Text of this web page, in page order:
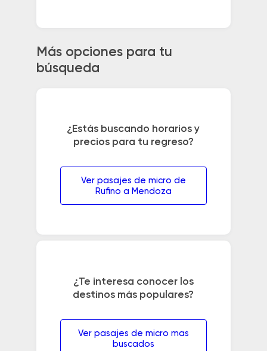
Más opciones para tu
búsqueda
¿Estás buscando horarios y
precios para tu regreso?
Ver pasajes de micro de
Rufino a Mendoza
¿Te interesa conocer los
destinos más populares?
Ver pasajes de micro mas
buscados